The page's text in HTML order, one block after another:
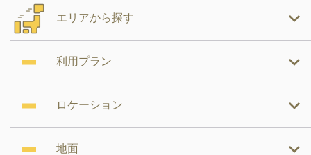
エリアから探す
利用プラン
ロケーション
地面